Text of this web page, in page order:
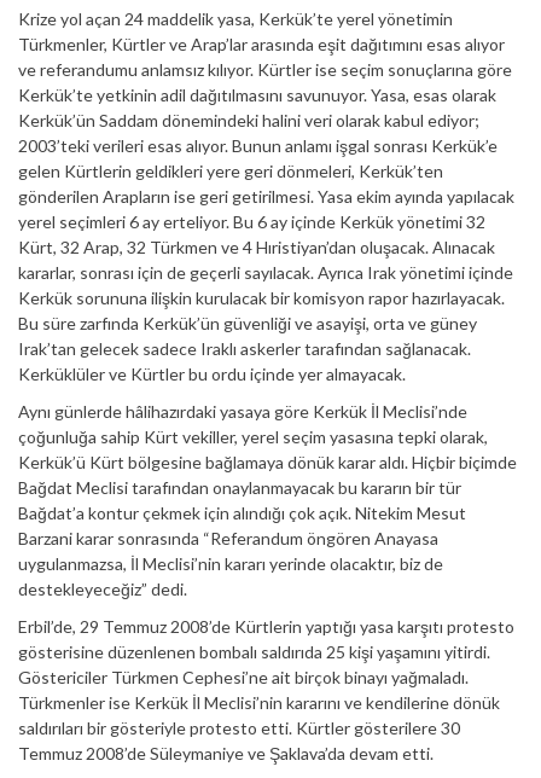
Krize yol açan 24 maddelik yasa, Kerkük’te yerel yönetimin
Türkmenler, Kürtler ve Arap’lar arasında eşit dağıtımını esas alıyor
ve referandumu anlamsız kılıyor. Kürtler ise seçim sonuçlarına göre
Kerkük’te yetkinin adil dağıtılmasını savunuyor. Yasa, esas olarak
Kerkük’ün Saddam dönemindeki halini veri olarak kabul ediyor;
2003’teki verileri esas alıyor. Bunun anlamı işgal sonrası Kerkük’e
gelen Kürtlerin geldikleri yere geri dönmeleri, Kerkük’ten
gönderilen Arapların ise geri getirilmesi. Yasa ekim ayında yapılacak
yerel seçimleri 6 ay erteliyor. Bu 6 ay içinde Kerkük yönetimi 32
Kürt, 32 Arap, 32 Türkmen ve 4 Hıristiyan’dan oluşacak. Alınacak
kararlar, sonrası için de geçerli sayılacak. Ayrıca Irak yönetimi içinde
Kerkük sorununa ilişkin kurulacak bir komisyon rapor hazırlayacak.
Bu süre zarfında Kerkük’ün güvenliği ve asayişi, orta ve güney
Irak’tan gelecek sadece Iraklı askerler tarafından sağlanacak.
Kerküklüler ve Kürtler bu ordu içinde yer almayacak.
Aynı günlerde hâlihazırdaki yasaya göre Kerkük İl Meclisi’nde
çoğunluğa sahip Kürt vekiller, yerel seçim yasasına tepki olarak,
Kerkük’ü Kürt bölgesine bağlamaya dönük karar aldı. Hiçbir biçimde
Bağdat Meclisi tarafından onaylanmayacak bu kararın bir tür
Bağdat’a kontur çekmek için alındığı çok açık. Nitekim Mesut
Barzani karar sonrasında “Referandum öngören Anayasa
uygulanmazsa, İl Meclisi’nin kararı yerinde olacaktır, biz de
destekleyeceğiz” dedi.
Erbil’de, 29 Temmuz 2008’de Kürtlerin yaptığı yasa karşıtı protesto
gösterisine düzenlenen bombalı saldırıda 25 kişi yaşamını yitirdi.
Göstericiler Türkmen Cephesi’ne ait birçok binayı yağmaladı.
Türkmenler ise Kerkük İl Meclisi’nin kararını ve kendilerine dönük
saldırıları bir gösteriyle protesto etti. Kürtler gösterilere 30
Temmuz 2008’de Süleymaniye ve Şaklava’da devam etti.